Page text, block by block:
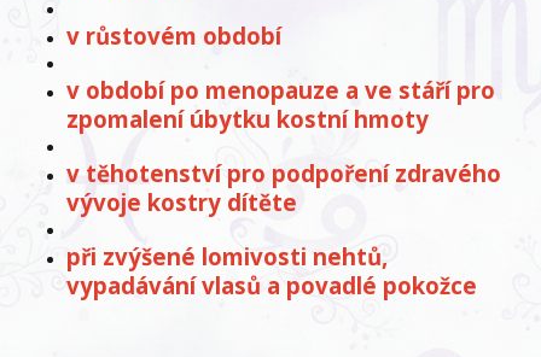
v růstovém období
v období po menopauze a ve stáří pro
zpomalení úbytku kostní hmoty
v těhotenství pro podpoření zdravého
vývoje kostry dítěte
při zvýšené lomivosti nehtů,
vypadávání vlasů a povadlé pokožce